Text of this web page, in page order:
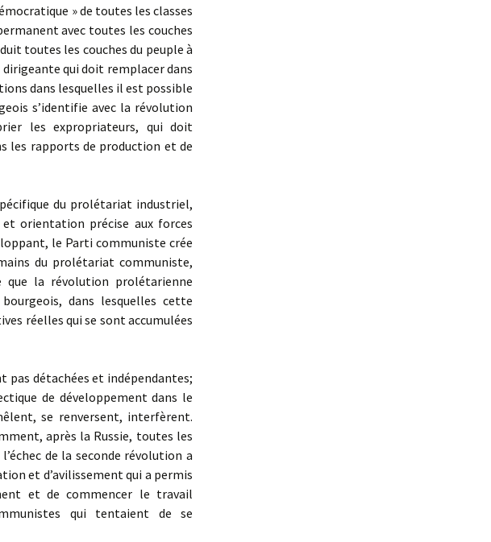
» de toutes les classes
avec toutes les couches
toutes les couches du peuple à
qui doit remplacer dans
dans lesquelles il est possible
s’identifie avec la révolution
les expropriateurs, qui doit
les rapports de production et de
du prolétariat industriel,
orientation précise aux forces
le Parti communiste crée
du prolétariat communiste,
que la révolution prolétarienne
dans lesquelles cette
réelles qui se sont accumulées
pas détachées et indépendantes;
de développement dans le
se renversent, interfèrent.
après la Russie, toutes les
de la seconde révolution a
et d’avilissement qui a permis
et de commencer le travail
qui tentaient de se